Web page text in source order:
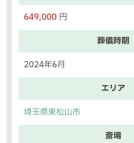
649,000 円
葬儀時期
2024年6月
エリア
埼玉県東松山市
斎場